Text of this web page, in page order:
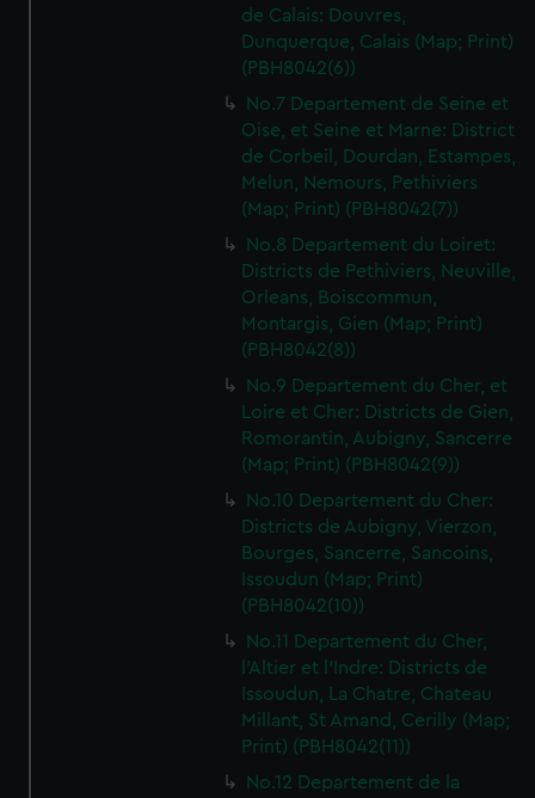
de Calais: Douvres,
Dunquerque, Calais (Map; Print)
(PBH8042(6))
No.7 Departement de Seine et
Oise, et Seine et Marne: District
de Corbeil, Dourdan, Estampes,
Melun, Nemours, Pethiviers
(Map; Print) (PBH8042(7))
No.8 Departement du Loiret:
Districts de Pethiviers, Neuville,
Orleans, Boiscommun,
Montargis, Gien (Map; Print)
(PBH8042(8))
No.9 Departement du Cher, et
Loire et Cher: Districts de Gien,
Romorantin, Aubigny, Sancerre
(Map; Print) (PBH8042(9))
No.10 Departement du Cher:
Districts de Aubigny, Vierzon,
Bourges, Sancerre, Sancoins,
Issoudun (Map; Print)
(PBH8042(10))
No.11 Departement du Cher,
l'Altier et l'Indre: Districts de
Issoudun, La Chatre, Chateau
Millant, St Amand, Cerilly (Map;
Print) (PBH8042(11))
No.12 Departement de la